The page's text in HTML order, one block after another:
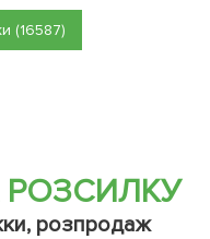
(16587)
розпродаж